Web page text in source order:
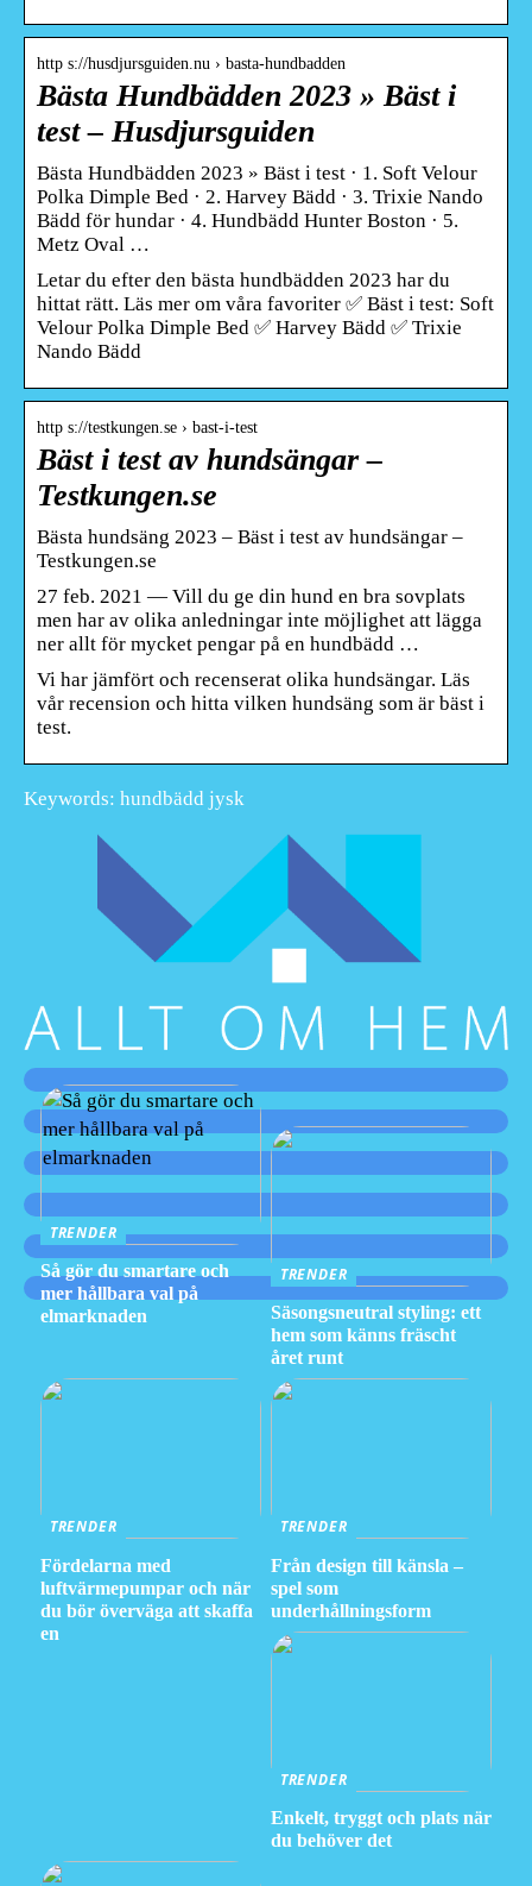
http s://husdjursguiden.nu › basta-hundbadden
Bästa Hundbädden 2023 » Bäst i
test – Husdjursguiden
Bästa Hundbädden 2023 » Bäst i test · 1. Soft Velour
Polka Dimple Bed · 2. Harvey Bädd · 3. Trixie Nando
Bädd för hundar · 4. Hundbädd Hunter Boston · 5.
Metz Oval …
Letar du efter den bästa hundbädden 2023 har du
hittat rätt. Läs mer om våra favoriter ✅ Bäst i test: Soft
Velour Polka Dimple Bed ✅ Harvey Bädd ✅ Trixie
Nando Bädd
http s://testkungen.se › bast-i-test
Bäst i test av hundsängar –
Testkungen.se
Bästa hundsäng 2023 – Bäst i test av hundsängar –
Testkungen.se
27 feb. 2021 — Vill du ge din hund en bra sovplats
men har av olika anledningar inte möjlighet att lägga
ner allt för mycket pengar på en hundbädd …
Vi har jämfört och recenserat olika hundsängar. Läs
vår recension och hitta vilken hundsäng som är bäst i
test.
Keywords: hundbädd jysk
TRENDER
Så gör du smartare och
mer hållbara val på
elmarknaden
TRENDER
Säsongsneutral styling: ett
hem som känns fräscht
året runt
TRENDER
Fördelarna med
luftvärmepumpar och när
du bör överväga att skaffa
en
TRENDER
Från design till känsla –
spel som
underhållningsform
TRENDER
Enkelt, tryggt och plats när
du behöver det